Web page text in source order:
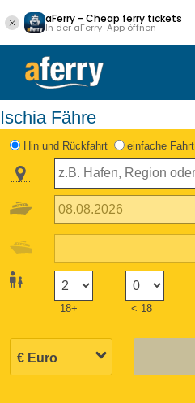
aFerry - Cheap ferry tickets
In der aFerry-App öffnen
Ischia Fähre
Hin und Rückfahrt einfache Fahrt
18+ < 18